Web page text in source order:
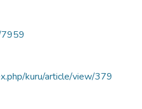
kuru/article/view/379